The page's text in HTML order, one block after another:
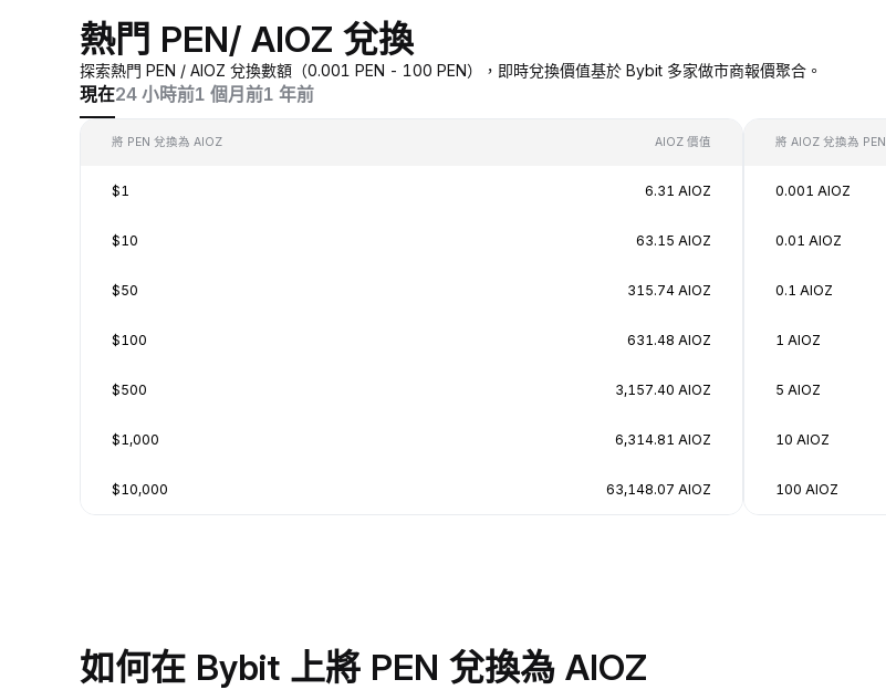
熱門 PEN/ AIOZ 兌換
探索熱門 PEN / AIOZ 兌換數額（0.001 PEN - 100 PEN），即時兌換價值基於 Bybit 多家做市商報價聚合。
現在24 小時前1 個月前1 年前
將 PEN 兌換為 AIOZ AIOZ 價值
$1 6.31 AIOZ
$10 63.15 AIOZ
$50 315.74 AIOZ
$100 631.48 AIOZ
$500 3,157.40 AIOZ
$1,000 6,314.81 AIOZ
$10,000 63,148.07 AIOZ
將 AIOZ 兌換為 PEN
0.001 AIOZ
0.01 AIOZ
0.1 AIOZ
1 AIOZ
5 AIOZ
10 AIOZ
100 AIOZ
如何在 Bybit 上將 PEN 兌換為 AIOZ